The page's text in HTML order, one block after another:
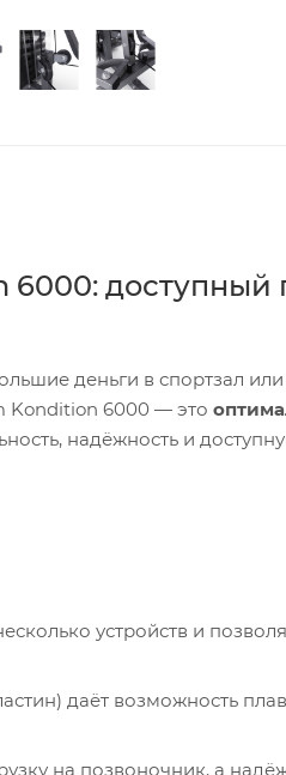
доступный
деньги в спортзал или
Kondition 6000 — это
надёжность и